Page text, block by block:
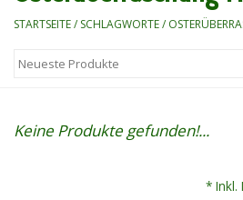
Alle Blumensträuße
STARTSEITE/ SCHLAGWORTE/
Keine Produkte gefunden!...
* Inkl.